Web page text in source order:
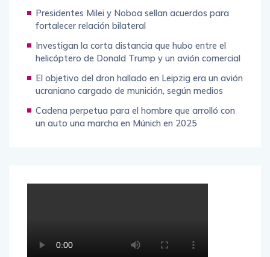
Presidentes Milei y Noboa sellan acuerdos para
fortalecer relación bilateral
Investigan la corta distancia que hubo entre el
helicóptero de Donald Trump y un avión comercial
El objetivo del dron hallado en Leipzig era un avión
ucraniano cargado de munición, según medios
Cadena perpetua para el hombre que arrolló con
un auto una marcha en Múnich en 2025